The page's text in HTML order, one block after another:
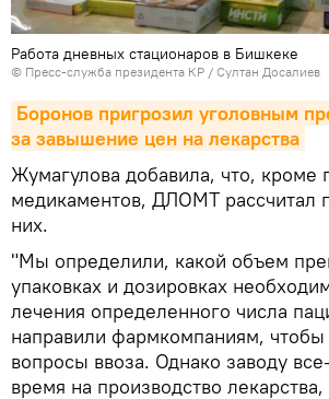
Работа дневных стационаров в Бишкеке
© Пресс-служба президента КР / Султан Досалиев
Боронов пригрозил уголовным
за завышение цен на лекарства
Жумагулова добавила, что, кроме
медикаментов, ДЛОМТ рассчитал
них.
"Мы определили, какой объем
упаковках и дозировках
лечения определенного числа
направили фармкомпаниям,
вопросы ввоза. Однако заводу
время на производство